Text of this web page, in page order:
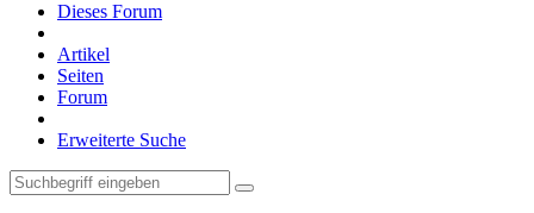
Dieses Forum
Artikel
Seiten
Forum
Erweiterte Suche